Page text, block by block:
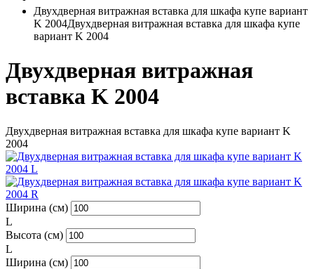
Двухдверная витражная вставка для шкафа купе вариант
K 2004Двухдверная витражная вставка для шкафа купе
вариант K 2004
Двухдверная витражная
вставка K 2004
Двухдверная витражная вставка для шкафа купе вариант K
2004
Ширина (см)
L
Высота (см)
L
Ширина (см)